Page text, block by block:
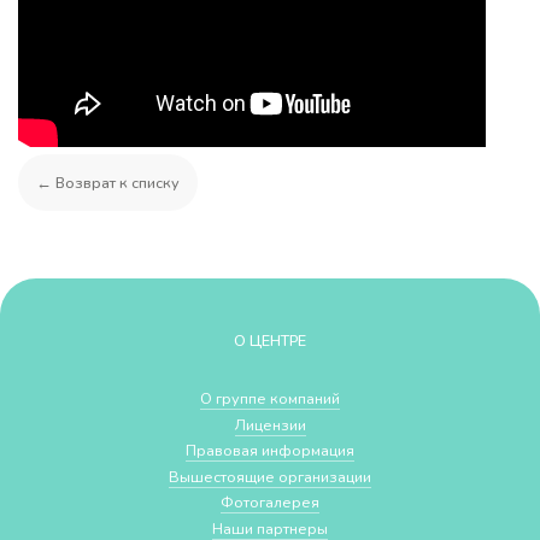
← Возврат к списку
О ЦЕНТРЕ
О группе компаний
Лицензии
Правовая информация
Вышестоящие организации
Фотогалерея
Наши партнеры